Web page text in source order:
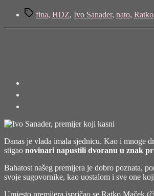
"Kreativna
Tagsfina, HDZ, Ivo Sanader, nato,
Danas je vlada imala sjednicu. Kao i mnoge
stigao novinari napustili dvoranu u znak
Bahatost našeg premijera je dobro poznata,
svoje sugovornike, kao uostalom i sve one